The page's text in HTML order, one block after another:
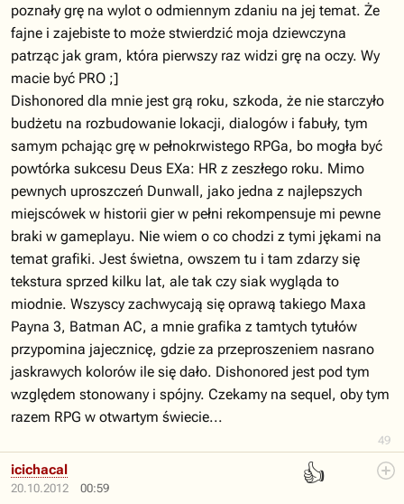
49
poznały grę na wylot o odmiennym zdaniu na jej temat. Że
fajne i zajebiste to może stwierdzić moja dziewczyna
patrząc jak gram, która pierwszy raz widzi grę na oczy. Wy
macie być PRO ;]
Dishonored dla mnie jest grą roku, szkoda, że nie starczyło
budżetu na rozbudowanie lokacji, dialogów i fabuły, tym
samym pchając grę w pełnokrwistego RPGa, bo mogła być
powtórka sukcesu Deus EXa: HR z zeszłego roku. Mimo
pewnych uproszczeń Dunwall, jako jedna z najlepszych
miejscówek w historii gier w pełni rekompensuje mi pewne
braki w gameplayu. Nie wiem o co chodzi z tymi jękami na
temat grafiki. Jest świetna, owszem tu i tam zdarzy się
tekstura sprzed kilku lat, ale tak czy siak wygląda to
miodnie. Wszyscy zachwycają się oprawą takiego Maxa
Payna 3, Batman AC, a mnie grafika z tamtych tytułów
przypomina jajecznicę, gdzie za przeproszeniem nasrano
jaskrawych kolorów ile się dało. Dishonored jest pod tym
względem stonowany i spójny. Czekamy na sequel, oby tym
razem RPG w otwartym świecie...
20.10.2012 00:59
👍
icichacal